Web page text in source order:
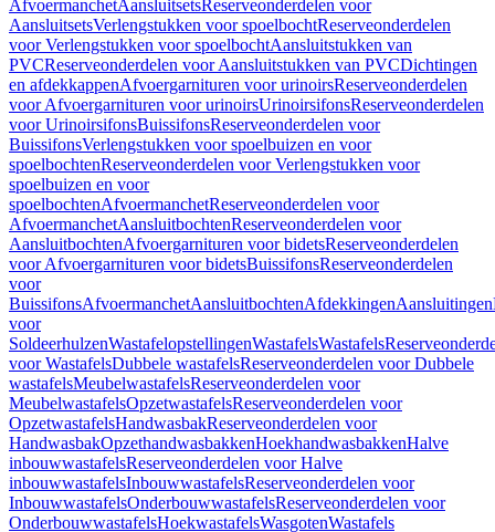
AfvoermanchetAansluitsetsReserveonderdelen voor
AansluitsetsVerlengstukken voor spoelbochtReserveonderdelen
voor Verlengstukken voor spoelbochtAansluitstukken van
PVCReserveonderdelen voor Aansluitstukken van PVCDichtingen
en afdekkappenAfvoergarnituren voor urinoirsReserveonderdelen
voor Afvoergarnituren voor urinoirsUrinoirsifonsReserveonderdelen
voor UrinoirsifonsBuissifonsReserveonderdelen voor
BuissifonsVerlengstukken voor spoelbuizen en voor
spoelbochtenReserveonderdelen voor Verlengstukken voor
spoelbuizen en voor
spoelbochtenAfvoermanchetReserveonderdelen voor
AfvoermanchetAansluitbochtenReserveonderdelen voor
AansluitbochtenAfvoergarnituren voor bidetsReserveonderdelen
voor Afvoergarnituren voor bidetsBuissifonsReserveonderdelen
voor
BuissifonsAfvoermanchetAansluitbochtenAfdekkingenAansluitingen
voor
SoldeerhulzenWastafelopstellingenWastafelsWastafels
voor WastafelsDubbele wastafelsReserveonderdelen voor Dubbele
wastafelsMeubelwastafelsReserveonderdelen voor
MeubelwastafelsOpzetwastafelsReserveonderdelen voor
OpzetwastafelsHandwasbakReserveonderdelen voor
HandwasbakOpzethandwasbakkenHoekhandwasbakkenHalve
inbouwwastafelsReserveonderdelen voor Halve
inbouwwastafelsInbouwwastafelsReserveonderdelen voor
InbouwwastafelsOnderbouwwastafelsReserveonderdelen voor
OnderbouwwastafelsHoekwastafelsWasgotenWastafels